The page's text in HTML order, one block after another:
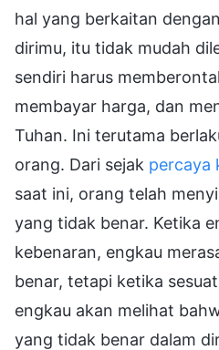
hal yang berkaitan
dirimu, itu tidak mudah
sendiri harus
membayar harga, dan
Tuhan. Ini terutama
orang. Dari sejak percaya
saat ini, orang telah
yang tidak benar. Ketika
kebenaran, engkau
benar, tetapi ketika
engkau akan melihat
yang tidak benar dalam